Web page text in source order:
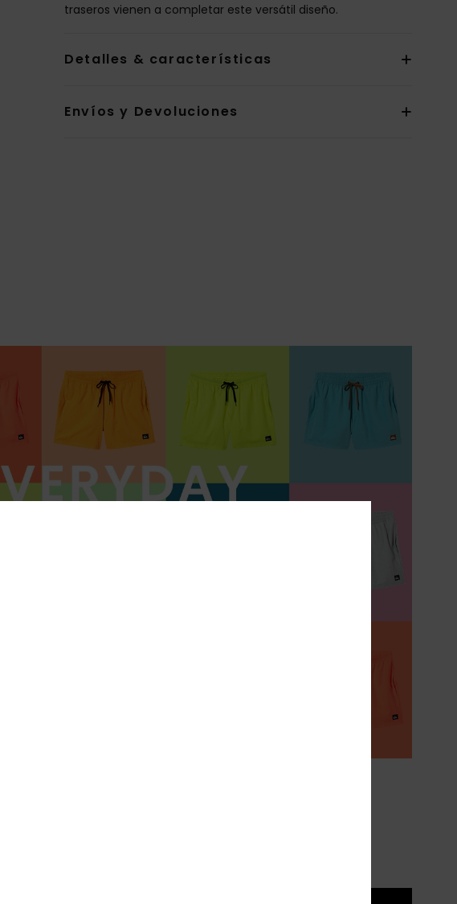
traseros vienen a completar este versátil diseño.
Detalles & características
Envíos y Devoluciones